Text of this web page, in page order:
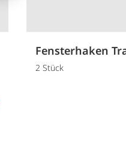
Fensterhaken
2 Stück